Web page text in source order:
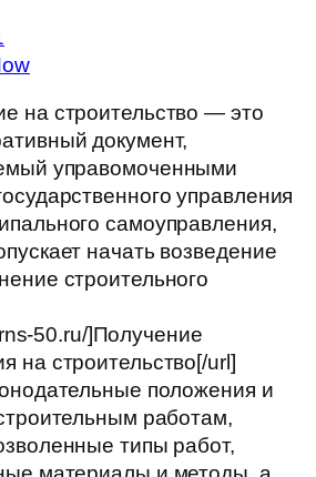
на строительство — это
документ,
управомоченными
управления
самоуправления,
начать возведение
строительного
50.ru/]Получение
на строительство[/url]
положения и
работам,
типы работ,